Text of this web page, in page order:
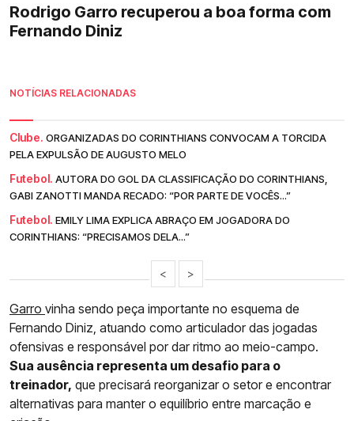
Rodrigo Garro recuperou a boa forma com
Fernando Diniz
NOTÍCIAS RELACIONADAS
Clube. ORGANIZADAS DO CORINTHIANS CONVOCAM A TORCIDA
PELA EXPULSÃO DE AUGUSTO MELO
Futebol. AUTORA DO GOL DA CLASSIFICAÇÃO DO CORINTHIANS,
GABI ZANOTTI MANDA RECADO: “POR PARTE DE VOCÊS...”
Futebol. EMILY LIMA EXPLICA ABRAÇO EM JOGADORA DO
CORINTHIANS: “PRECISAMOS DELA...”
< >
Garro vinha sendo peça importante no esquema de
Fernando Diniz, atuando como articulador das jogadas
ofensivas e responsável por dar ritmo ao meio-campo.
Sua ausência representa um desafio para o
treinador, que precisará reorganizar o setor e encontrar
alternativas para manter o equilíbrio entre marcação e